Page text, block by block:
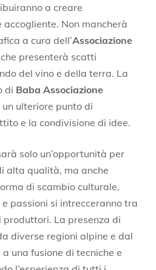
a creare
accogliente. Non mancherà
a cura dell’Associazione
che presenterà scatti
del vino e della terra. La
di Baba Associazione
ulteriore punto di
e la condivisione di idee.
solo un’opportunità per
alta qualità, ma anche
di scambio culturale,
passioni si intrecceranno tra
produttori. La presenza di
diverse regioni alpine e dal
una fusione di tecniche e